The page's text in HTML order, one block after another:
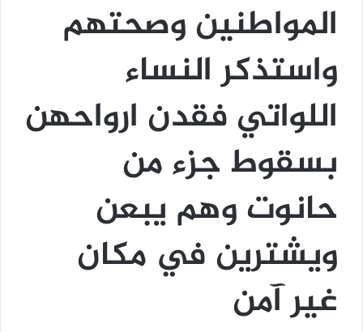
المواطنين وصحتهم
واستذكر النساء
اللواتي فقدن ارواحهن
بسقوط جزء من
حانوت وهم يبعن
ويشترين في مكان
غير آمن